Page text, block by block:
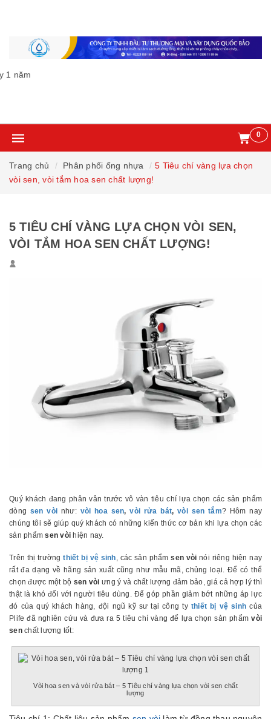
0
Trang chủ Phân phối ống nhựa
5 Tiêu chí vàng lựa chọn
vòi sen, vòi tắm hoa sen chất lượng!
5 TIÊU CHÍ VÀNG LỰA CHỌN VÒI SEN,
VÒI TẮM HOA SEN CHẤT LƯỢNG!
Quý khách đang phân vân trước vô vàn tiêu chí lựa chọn các sản phẩm
dòng sen vòi như: vòi hoa sen,vòi rửa bát, vòi sen tắm? Hôm nay
chúng tôi sẽ giúp quý khách có những kiến thức cơ bản khi lựa chọn các
sản phẩmsen vòihiện nay.
Trên thị trường thiết bị vệ sinh , các sản phẩmsen vòi nói riêng hiện nay
rất đa dạng về hãng sản xuất cũng như mẫu mã, chủng loại. Để có thể
chọn được một bộ sen vòi ưng ý và chất lượng đảm bảo, giá cả hợp lý thì
thật là khó đối với người tiêu dùng. Để góp phần giảm bớt những áp lực
đó của quý khách hàng, đội ngũ kỹ sư tại công ty thiết bị vệ sinh của
Plife đã nghiên cứu và đưa ra 5 tiêu chí vàng để lựa chọn sản phẩmvòi
senchất lượng tốt:
Vòi hoa sen và vòi rửa bát – 5 Tiêu chí vàng lựa chọn vòi sen chất
lượng